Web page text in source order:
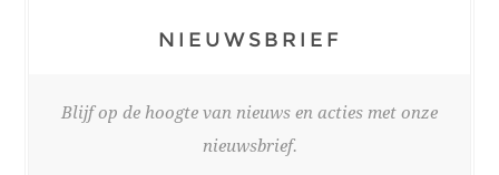
NIEUWSBRIEF
Blijf op de hoogte van nieuws en acties met onze
nieuwsbrief.